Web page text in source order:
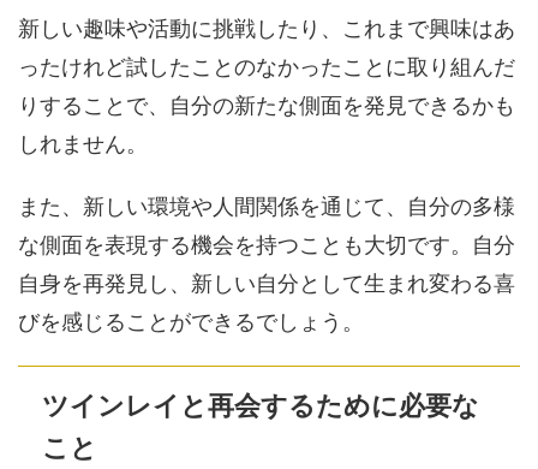
新しい趣味や活動に挑戦したり、これまで興味はあ
ったけれど試したことのなかったことに取り組んだ
りすることで、自分の新たな側面を発見できるかも
しれません。
また、新しい環境や人間関係を通じて、自分の多様
な側面を表現する機会を持つことも大切です。自分
自身を再発見し、新しい自分として生まれ変わる喜
びを感じることができるでしょう。
ツインレイと再会するために必要な
こと